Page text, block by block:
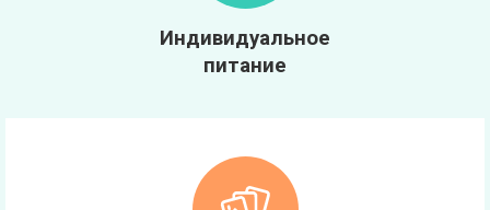
Индивидуальное
питание